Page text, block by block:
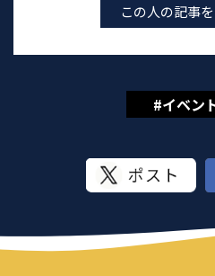
この人の記事
#イベン